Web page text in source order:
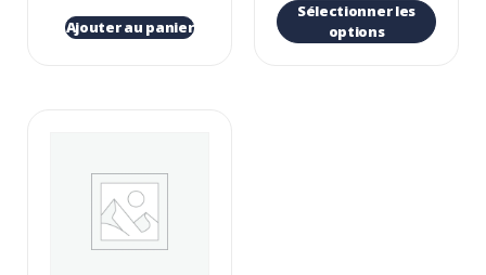
Ajouter au panier
Sélectionner les
options